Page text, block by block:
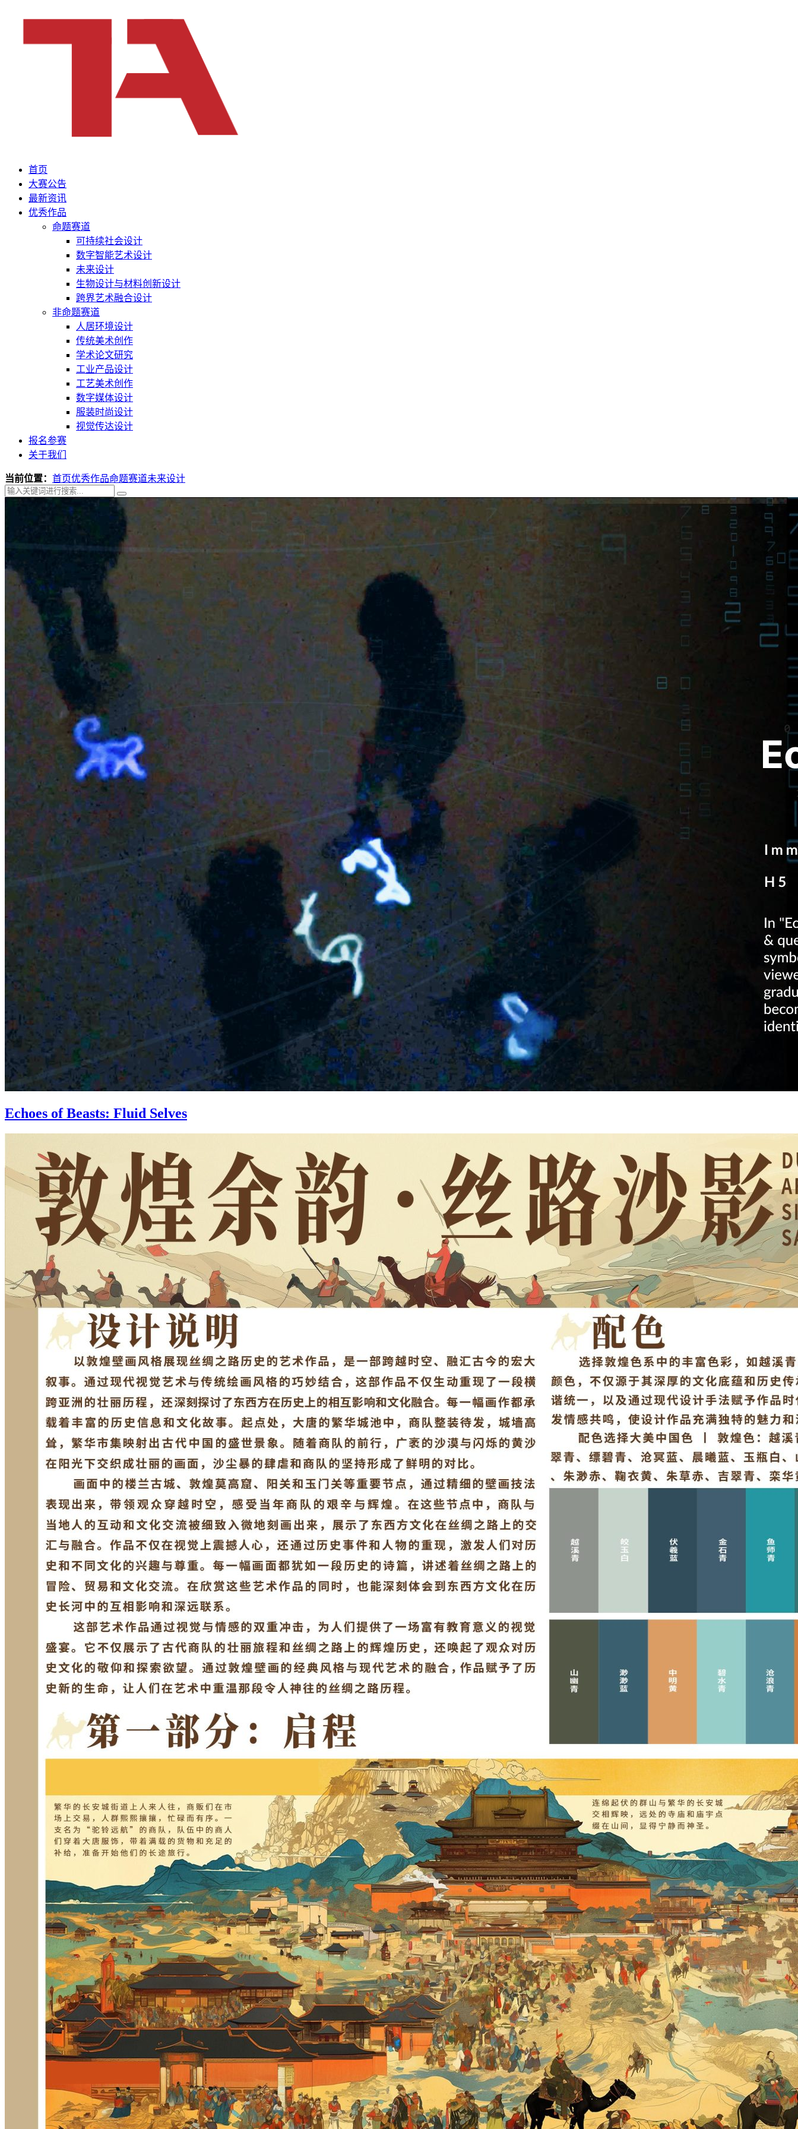
首页
大赛公告
最新资讯
优秀作品
命题赛道
可持续社会设计
数字智能艺术设计
未来设计
生物设计与材料创新设计
跨界艺术融合设计
非命题赛道
人居环境设计
传统美术创作
学术论文研究
工业产品设计
工艺美术创作
数字媒体设计
服装时尚设计
视觉传达设计
报名参赛
关于我们
当前位置： 首页优秀作品命题赛道未来设计
Echoes of Beasts: Fluid Selves